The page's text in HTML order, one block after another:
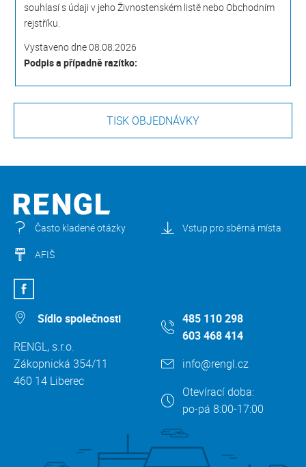
souhlasí s údaji v jeho Živnostenském listě nebo Obchodním
rejstříku.
Vystaveno dne 08.08.2026
Podpis a případně razítko:
Často kladené otázky Vstup pro sběrná místa
AFIŠ
Sídlo společnosti
RENGL, s.r.o.
Zákopnická 354/11
460 14 Liberec
485 110 298
603 468 414
info@rengl.cz
Otevírací doba:
po-pá 8:00-17:00